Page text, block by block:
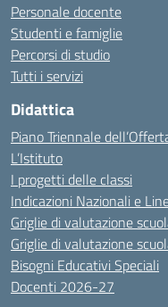
Personale docente
Studenti e famiglie
Percorsi di studio
Tutti i servizi
Didattica
Piano Triennale
L’Istituto
I progetti delle classi
Indicazioni Nazionali e
Griglie di valutazione
Griglie di valutazione
Bisogni Educativi Speciali
Docenti 2026-27